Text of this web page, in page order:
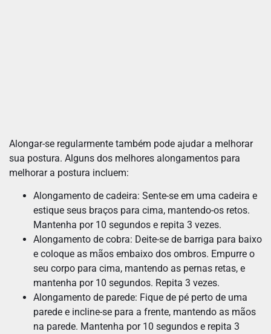
Alongar-se regularmente também pode ajudar a melhorar
sua postura. Alguns dos melhores alongamentos para
melhorar a postura incluem:
Alongamento de cadeira: Sente-se em uma cadeira e
estique seus braços para cima, mantendo-os retos.
Mantenha por 10 segundos e repita 3 vezes.
Alongamento de cobra: Deite-se de barriga para baixo
e coloque as mãos embaixo dos ombros. Empurre o
seu corpo para cima, mantendo as pernas retas, e
mantenha por 10 segundos. Repita 3 vezes.
Alongamento de parede: Fique de pé perto de uma
parede e incline-se para a frente, mantendo as mãos
na parede. Mantenha por 10 segundos e repita 3